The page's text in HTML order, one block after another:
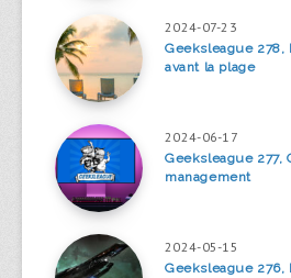
2024-07-23
Geeksleague 278,
avant la plage
2024-06-17
Geeksleague 277,
management
2024-05-15
Geeksleague 276,